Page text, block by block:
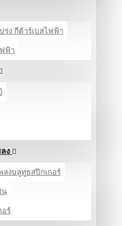
ร่ง กีต้าร์เบสไฟฟ้า
ฟ้า
ง
ลงบลูทูธสปีกเกอร์
น
ร์